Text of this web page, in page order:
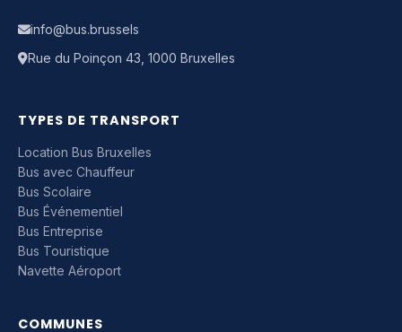
info@bus.brussels
Rue du Poinçon 43, 1000 Bruxelles
TYPES DE TRANSPORT
Location Bus Bruxelles
Bus avec Chauffeur
Bus Scolaire
Bus Événementiel
Bus Entreprise
Bus Touristique
Navette Aéroport
COMMUNES